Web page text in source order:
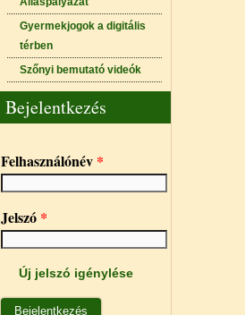
Gyermekjogok a digitális
térben
Szőnyi bemutató videók
Bejelentkezés
Felhasználónév *
Jelszó *
Új jelszó igénylése